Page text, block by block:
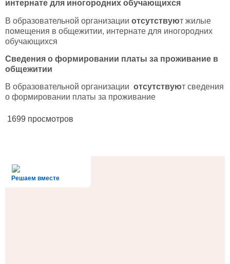
интернате для иногородних обучающихся
В образовательной организации отсутствуют жилые
помещения в общежитии, интернате для иногородних
обучающихся
Сведения о формировании платы за проживание в
общежитии
В образовательной организации отсутствуют сведения
о формировании платы за проживание
1699 просмотров
Решаем вместе